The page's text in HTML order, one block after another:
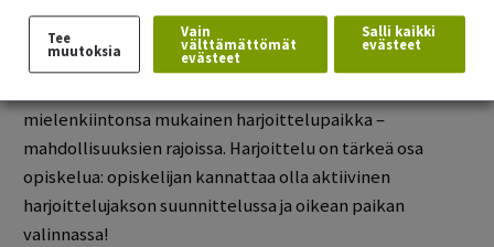
tutkinto-ohjelma pääsääntöisesti välittää
harjoittelupaikat. Kaikilla aloilla opiskelijoita tuetaan
mielenkiintonsa mukainen harjoittelupaikka –
mahdollisuuksien rajoissa. Harjoittelu on tärkeä osa
opiskelua: opiskelijan kannattaa olla aktiivinen
harjoittelujakson suunnittelussa ja oikean paikan
valinnassa!
Tee
muutoksia
Vain
välttämättömät
evästeet
Salli kaikki
evästeet